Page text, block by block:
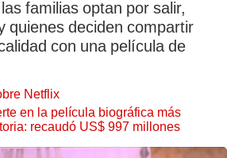
familias optan por salir,
quienes deciden compartir
con una película de
Netflix
en la película biográfica más
recaudó US$ 997 millones